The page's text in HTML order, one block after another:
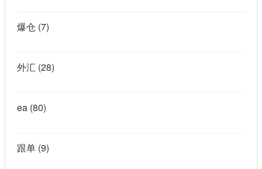
爆仓 (7)
外汇 (28)
ea (80)
跟单 (9)